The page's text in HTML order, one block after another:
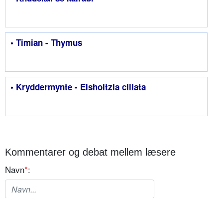
• Timian - Thymus
• Kryddermynte - Elsholtzia ciliata
Kommentarer og debat mellem læsere
Navn*: